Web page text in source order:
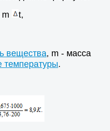
t,
вещества, m - масса
.